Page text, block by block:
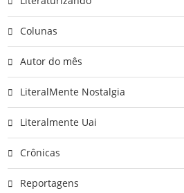
Colunas
Autor do mês
LiteralMente Nostalgia
Literalmente Uai
Crônicas
Reportagens